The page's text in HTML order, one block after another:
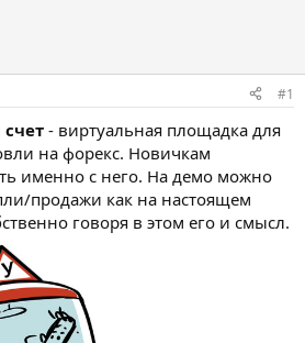
#1
- виртуальная площадка для
на форекс. Новичкам
именно с него. На демо можно
продажи как на настоящем
говоря в этом его и смысл.